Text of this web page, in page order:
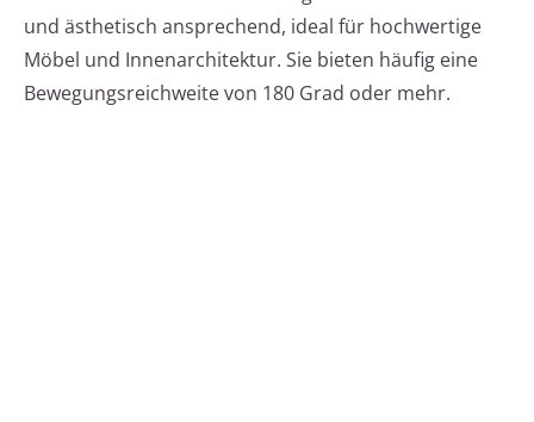
und ästhetisch ansprechend, ideal für hochwertige
Möbel und Innenarchitektur. Sie bieten häufig eine
Bewegungsreichweite von 180 Grad oder mehr.